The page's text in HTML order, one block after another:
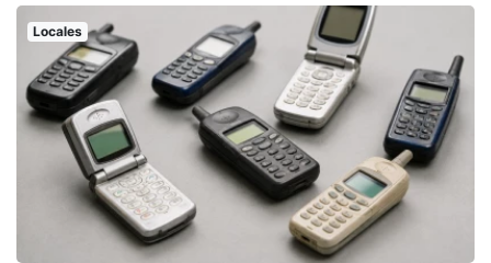
Locales